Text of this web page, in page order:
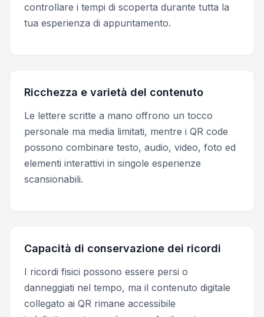
controllare i tempi di scoperta durante tutta la
tua esperienza di appuntamento.
Ricchezza e varietà del contenuto
Le lettere scritte a mano offrono un tocco
personale ma media limitati, mentre i QR code
possono combinare testo, audio, video, foto ed
elementi interattivi in singole esperienze
scansionabili.
Capacità di conservazione dei ricordi
I ricordi fisici possono essere persi o
danneggiati nel tempo, ma il contenuto digitale
collegato ai QR rimane accessibile